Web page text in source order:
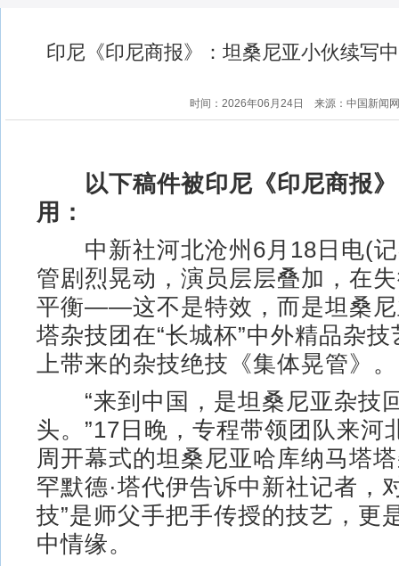
印尼《印尼商报》：坦桑尼亚小伙续写
时间：2026年06月24日 来源：中国新闻网
以下稿件被印尼《印尼商报
用：
中新社河北沧州6月18日电(记
管剧烈晃动，演员层层叠加，在
平衡——这不是特效，而是坦桑
塔杂技团在“长城杯”中外精品杂
上带来的杂技绝技《集体晃管》。
“来到中国，是坦桑尼亚杂技
头。”17日晚，专程带领团队来河
周开幕式的坦桑尼亚哈库纳马塔
罕默德·塔代伊告诉中新社记者，
技”是师父手把手传授的技艺，更
中情缘。